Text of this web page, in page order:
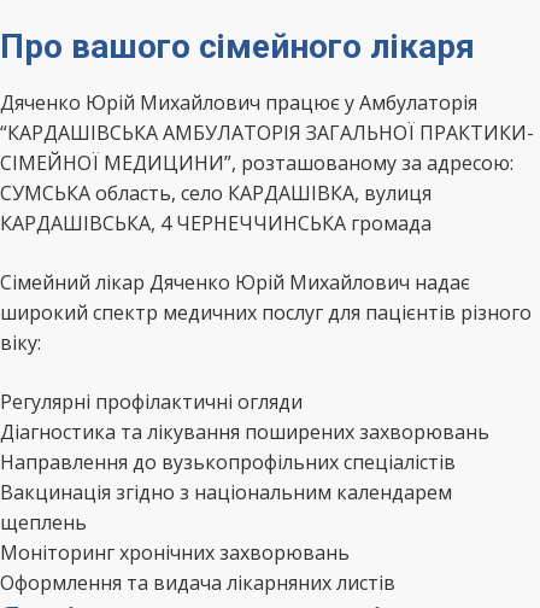
Про вашого сімейного лікаря
Дяченко Юрій Михайлович працює у Амбулаторія
“КАРДАШІВСЬКА АМБУЛАТОРІЯ ЗАГАЛЬНОЇ ПРАКТИКИ-
СІМЕЙНОЇ МЕДИЦИНИ”, розташованому за адресою:
СУМСЬКА область, село КАРДАШІВКА, вулиця
КАРДАШІВСЬКА, 4 ЧЕРНЕЧЧИНСЬКА громада
Сімейний лікар Дяченко Юрій Михайлович надає
широкий спектр медичних послуг для пацієнтів різного
віку:
Регулярні профілактичні огляди
Діагностика та лікування поширених захворювань
Направлення до вузькопрофільних спеціалістів
Вакцинація згідно з національним календарем
щеплень
Моніторинг хронічних захворювань
Оформлення та видача лікарняних листів